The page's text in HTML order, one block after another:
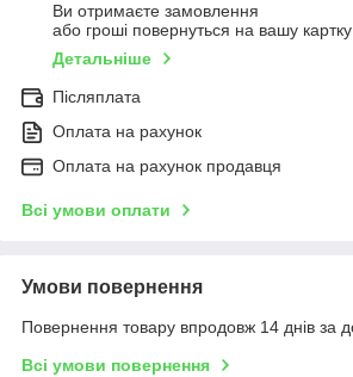
Ви отримаєте замовлення
або гроші повернуться на вашу картку
Детальніше
Післяплата
Оплата на рахунок
Оплата на рахунок продавця
Всі умови оплати
Умови повернення
Повернення товару впродовж 14 днів за
Всі умови повернення